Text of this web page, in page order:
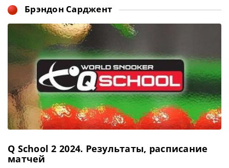
Брэндон Сарджент
Q School 2 2024. Результаты, расписание
матчей